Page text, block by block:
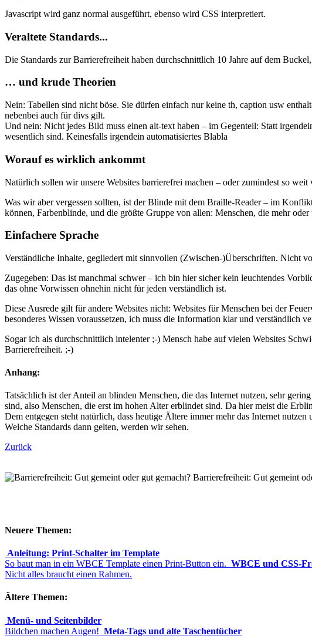
Javascript wird ganz normal ausgeführt, ebenso wird CSS interpretiert.
Veraltete Standards...
Die Standards zur Barrierefreiheit haben durchschnittlich 10 Jahre auf dem
… und krude Theorien
Nein: Tabellen sind nicht böse. Sie dürfen einfach nur keine th, caption usw
nebenbei auch für divs gilt.
Und nein: Nicht jedes Bild muss einen alt-text haben – im Gegenteil: Statt
wesentlich sind. Keinesfalls irgendein automatisiertes Blabla
Worauf es wirklich ankommt
Natürlich sollen wir unsere Websites barrierefrei machen – oder zumindest so
Was wir aber vergessen sollten, ist der Blinde mit dem Braille-Reader – im
können, Farbenblinde, und die größte Gruppe von allen: Menschen, die mehr
Einfachere Sprache
Verständliche Inhalte, gegliedert mit sinnvollen (Zwischen-)Überschriften. Nicht
Zugegeben: Das ist manchmal schwer – ich bin hier sicher kein leuchtendes
das ohne Vorwissen ohnehin nicht für jeden verständlich ist.
Diese Ausrede gilt für andere Websites nicht: Websites für Menschen bei der
besonderes Wissen voraussetzen, ich muss die Information klar und verständlich
Sogar ich als durchschnittlich intelenter ;-) Mensch habe auf vielen Websites
Barrierefreiheit. ;-)
Anhang:
Tatsächlich ist der Anteil an blinden Menschen, die das Internet nutzen, sehr
sind, also Menschen, die erst im hohen Alter erblindet sind. Da hier meist die
Dem entgegen steht natürlich, dass heutige Ältere immer mehr das Internet
Welche Standards dann gelten, werden wir sehen.
Zurück
Barrierefreiheit: Gut gemeint
Neuere Themen:
Anleitung: Print-Schalter im Template
So baut man in ein WBCE Template einen Print-Button ein. WBCE und CSS-
Nicht alles braucht einen Rahmen.
Ältere Themen:
Menü- und Seitenbilder
Bildchen machen Augen! Meta-Tags und alte Taschentücher